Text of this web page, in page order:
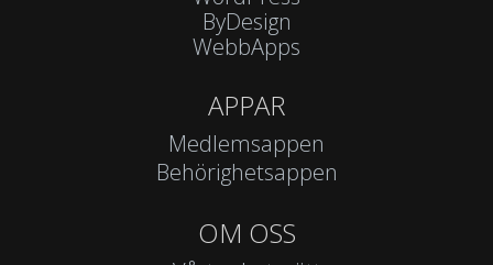
ByDesign
WebbApps
APPAR
Medlemsappen
Behörighetsappen
OM OSS